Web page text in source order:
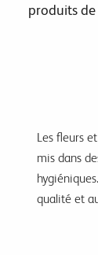
produits
Les fleurs
mis dans
qualité et